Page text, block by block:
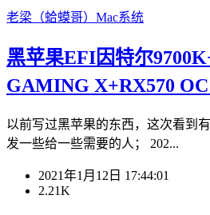
老梁（蛤蟆哥） Mac系统
黑苹果EFI因特尔
GAMING X+RX570 OC
以前写过黑苹果的东西，这次看到
发一些给一些需要的人； 202...
2021年1月12日 17:44:01
2.21K